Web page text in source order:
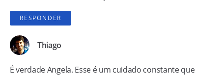
RESPONDER
Thiago
É verdade Angela. Esse é um cuidado constante que